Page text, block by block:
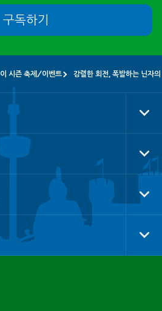
구독하기
이 시즌 축제/이벤트 강렬한 회전, 폭발하는 닌자